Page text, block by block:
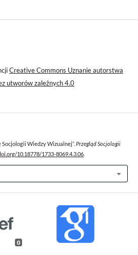
Creative Commons Uznanie autorstwa
utworów zależnych 4.0
Socjologii Wiedzy Wizualnej”. Przegląd Socjologii
10.18778/1733-8069.4.3.06
0